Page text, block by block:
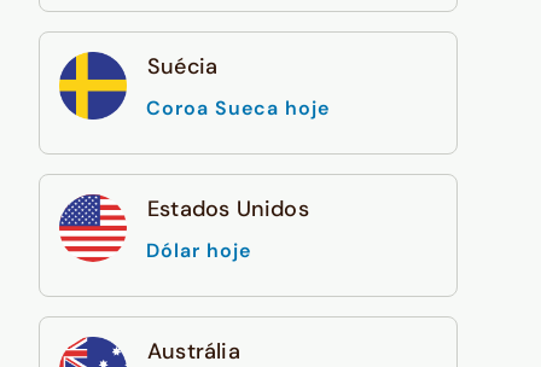
Suécia
Coroa Sueca hoje
Estados Unidos
Dólar hoje
Austrália